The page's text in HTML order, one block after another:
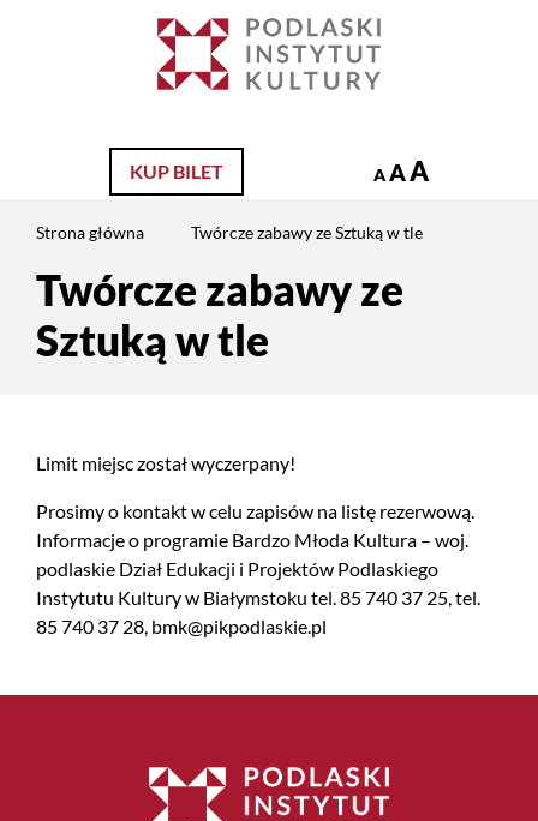
KUP BILET A AA
Strona główna Twórcze zabawy ze Sztuką w tle
Treść
stronyTwórcze zabawy ze
Sztuką w tle
Limit miejsc został wyczerpany!
Prosimy o kontakt w celu zapisów na listę rezerwową.
Informacje o programie Bardzo Młoda Kultura – woj.
podlaskie Dział Edukacji i Projektów Podlaskiego
Instytutu Kultury w Białymstoku tel. 85 740 37 25, tel.
85 740 37 28, bmk@pikpodlaskie.pl